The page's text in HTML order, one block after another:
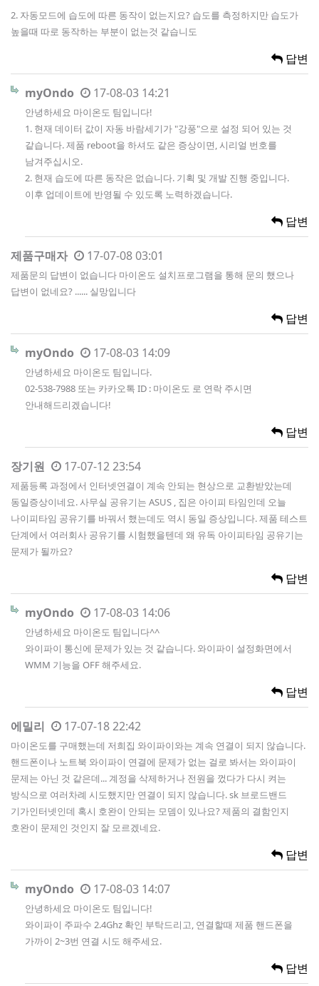
2. 자동모드에 습도에 따른 동작이 없는지요? 습도를 측정하지만 습도가
높을때 따로 동작하는 부분이 없는것 같습니도
답변
myOndo 17-08-03 14:21
안녕하세요 마이온도 팀입니다!
1. 현재 데이터 값이 자동 바람세기가 "강풍"으로 설정 되어 있는 것
같습니다. 제품 reboot을 하셔도 같은 증상이면, 시리얼 번호를
남겨주십시오.
2. 현재 습도에 따른 동작은 없습니다. 기획 및 개발 진행 중입니다.
이후 업데이트에 반영될 수 있도록 노력하겠습니다.
답변
제품구매자 17-07-08 03:01
제품문의 답변이 없습니다 마이온도 설치프로그램을 통해 문의 했으나
답변이 없네요? ...... 실망입니다
답변
myOndo 17-08-03 14:09
안녕하세요 마이온도 팀입니다.
02-538-7988 또는 카카오톡 ID : 마이온도 로 연락 주시면
안내해드리겠습니다!
답변
장기원 17-07-12 23:54
제품등록 과정에서 인터넷연결이 계속 안되는 현상으로 교환받았는데
동일증상이네요. 사무실 공유기는 ASUS , 집은 아이피 타임인데 오늘
나이피타임 공유기를 바꿔서 했는데도 역시 동일 증상입니다. 제품 테스트
단계에서 여러회사 공유기를 시험했을텐데 왜 유독 아이피타임 공유기는
문제가 될까요?
답변
myOndo 17-08-03 14:06
안녕하세요 마이온도 팀입니다^^
와이파이 통신에 문제가 있는 것 같습니다. 와이파이 설정화면에서
WMM 기능을 OFF 해주세요.
답변
에밀리 17-07-18 22:42
마이온도를 구매했는데 저희집 와이파이와는 계속 연결이 되지 않습니다.
핸드폰이나 노트북 와이파이 연결에 문제가 없는 걸로 봐서는 와이파이
문제는 아닌 것 같은데... 계정을 삭제하거나 전원을 껐다가 다시 켜는
방식으로 여러차례 시도했지만 연결이 되지 않습니다. sk 브로드밴드
기가인터넷인데 혹시 호완이 안되는 모뎀이 있나요? 제품의 결함인지
호완이 문제인 것인지 잘 모르겠네요.
답변
myOndo 17-08-03 14:07
안녕하세요 마이온도 팀입니다!
와이파이 주파수 2.4Ghz 확인 부탁드리고, 연결할때 제품 핸드폰을
가까이 2~3번 연결 시도 해주세요.
답변